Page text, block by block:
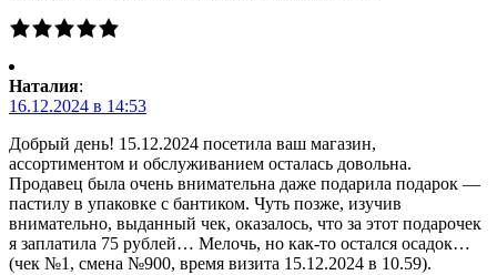
Наталия:
16.12.2024 в 14:53
Добрый день! 15.12.2024 посетила ваш магазин,
ассортиментом и обслуживанием осталась довольна.
Продавец была очень внимательна даже подарила подарок —
пастилу в упаковке с бантиком. Чуть позже, изучив
внимательно, выданный чек, оказалось, что за этот подарочек
я заплатила 75 рублей… Мелочь, но как-то остался осадок…
(чек №1, смена №900, время визита 15.12.2024 в 10.59).